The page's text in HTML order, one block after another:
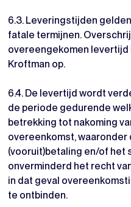
6.3. Leveringstijden
fatale termijnen.
overeengekomen
Kroftman op.
6.4. De levertijd wordt
de periode gedurende
betrekking tot nakoming
overeenkomst,
(vooruit)betaling en/of het
onverminderd het recht
in dat geval
te ontbinden.